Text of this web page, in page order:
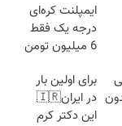
ایمپلنت کره‌ای
درجه یک فقط
6 میلیون تومن
برای اولین بار
در ایران🇮🇷
این دکتر کرم